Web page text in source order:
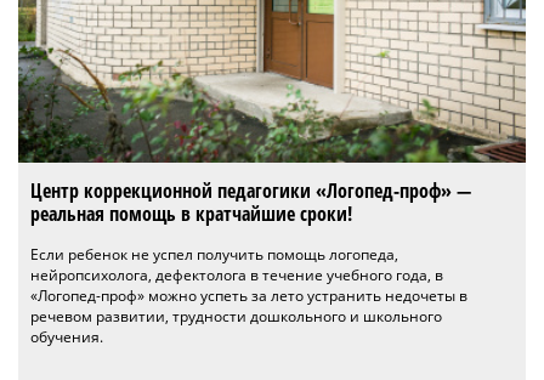
Центр коррекционной педагогики «Логопед-проф» —
реальная помощь в кратчайшие сроки!
Если ребенок не успел получить помощь логопеда,
нейропсихолога, дефектолога в течение учебного года, в
«Логопед-проф» можно успеть за лето устранить недочеты в
речевом развитии, трудности дошкольного и школьного
обучения.